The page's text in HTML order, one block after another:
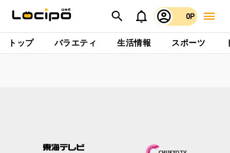
0P
トップ バラエティ 生活情報 スポーツ